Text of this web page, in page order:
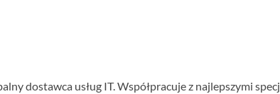
dostawca usług IT. Współpracuje z najlepszymi